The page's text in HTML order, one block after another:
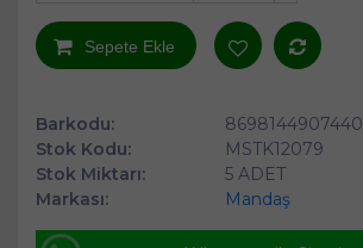
Sepete Ekle
Barkodu:
8698144907440
Stok Kodu:
MSTK12079
Stok Miktarı:
5 ADET
Markası:
Mandaş